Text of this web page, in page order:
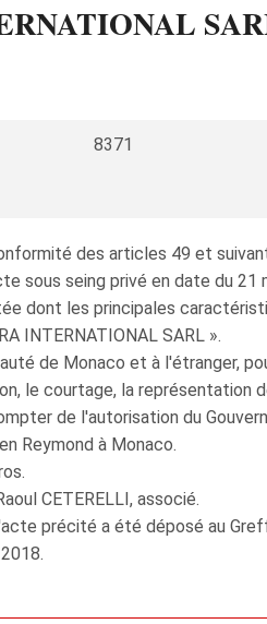
8371
des articles 49 et
sous seing privé en date du
dont les principales
INTERNATIONAL SARL ».
de Monaco et à l'étranger,
le courtage, la représentation
de l'autorisation du
Reymond à Monaco.
CETERELLI, associé.
précité a été déposé au